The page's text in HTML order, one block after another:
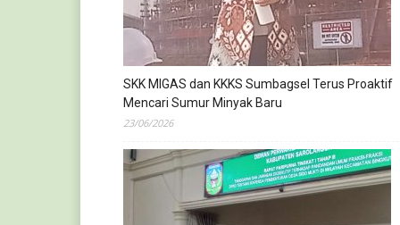
SKK MIGAS dan KKKS Sumbagsel Terus Proaktif
Mencari Sumur Minyak Baru
23/06/2026